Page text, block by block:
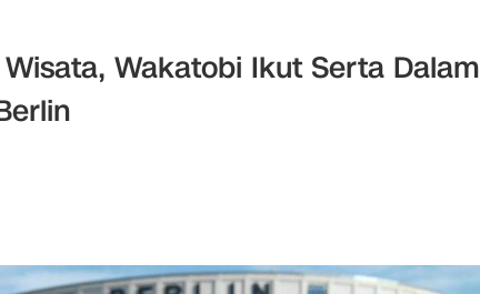
Wakatobi Ikut Serta Dalam